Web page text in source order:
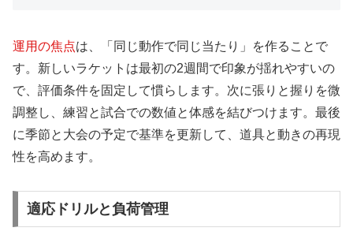
運用の焦点は、「同じ動作で同じ当たり」を作ることで
す。新しいラケットは最初の2週間で印象が揺れやすいの
で、評価条件を固定して慣らします。次に張りと握りを微
調整し、練習と試合での数値と体感を結びつけます。最後
に季節と大会の予定で基準を更新して、道具と動きの再現
性を高めます。
適応ドリルと負荷管理